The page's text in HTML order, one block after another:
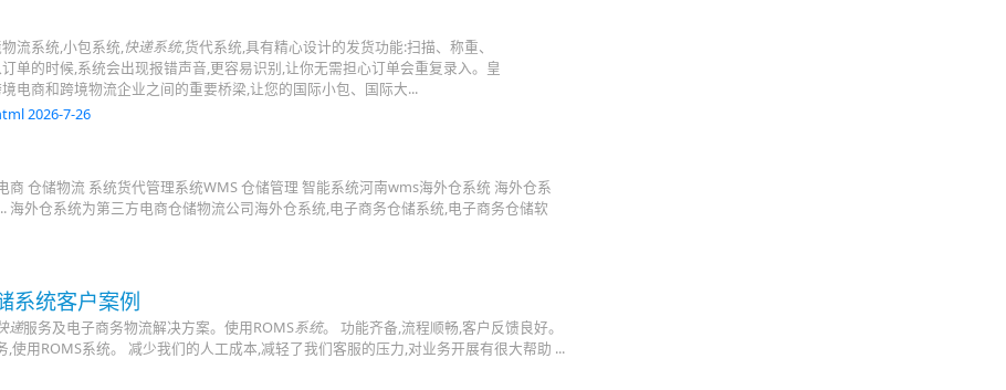
流系统,小包系统,快递系统,货代系统,具有精心设计的发货功能:扫描、称重、
单的时候,系统会出现报错声音,更容易识别,让你无需担心订单会重复录入。皇
电商和跨境物流企业之间的重要桥梁,让您的国际小包、国际大...
2026-7-26
商 仓储物流 系统货代管理系统WMS 仓储管理 智能系统河南wms海外仓系统 海外仓系
海外仓系统为第三方电商仓储物流公司海外仓系统,电子商务仓储系统,电子商务仓储软
系统客户案例
递服务及电子商务物流解决方案。使用ROMS系统。 功能齐备,流程顺畅,客户反馈良好。
用ROMS系统。 减少我们的人工成本,减轻了我们客服的压力,对业务开展有很大帮助 ...